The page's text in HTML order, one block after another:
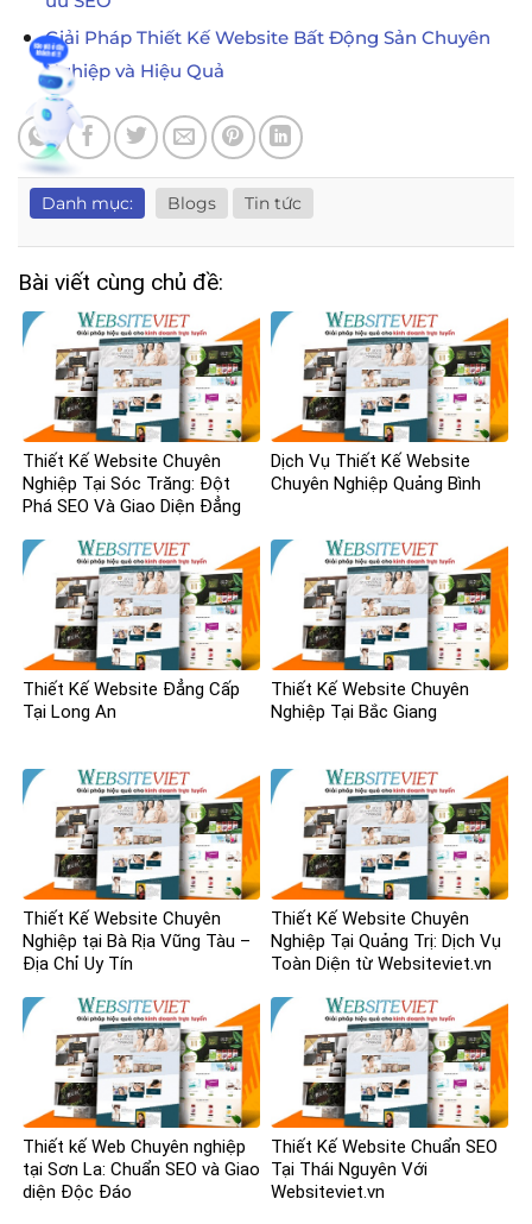
Giải Pháp Thiết Kế Website Bất Động Sản Chuyên
Nghiệp và Hiệu Quả
Danh mục: Blogs Tin tức
Bài viết cùng chủ đề:
Thiết Kế Website Chuyên
Nghiệp Tại Sóc Trăng: Đột
Phá SEO Và Giao Diện Đẳng
Dịch Vụ Thiết Kế Website
Chuyên Nghiệp Quảng Bình
Thiết Kế Website Đẳng Cấp
Tại Long An
Thiết Kế Website Chuyên
Nghiệp Tại Bắc Giang
Thiết Kế Website Chuyên
Nghiệp tại Bà Rịa Vũng Tàu –
Địa Chỉ Uy Tín
Thiết Kế Website Chuyên
Nghiệp Tại Quảng Trị: Dịch Vụ
Toàn Diện từ Websiteviet.vn
Thiết kế Web Chuyên nghiệp
tại Sơn La: Chuẩn SEO và Giao
diện Độc Đáo
Thiết Kế Website Chuẩn SEO
Tại Thái Nguyên Với
Websiteviet.vn